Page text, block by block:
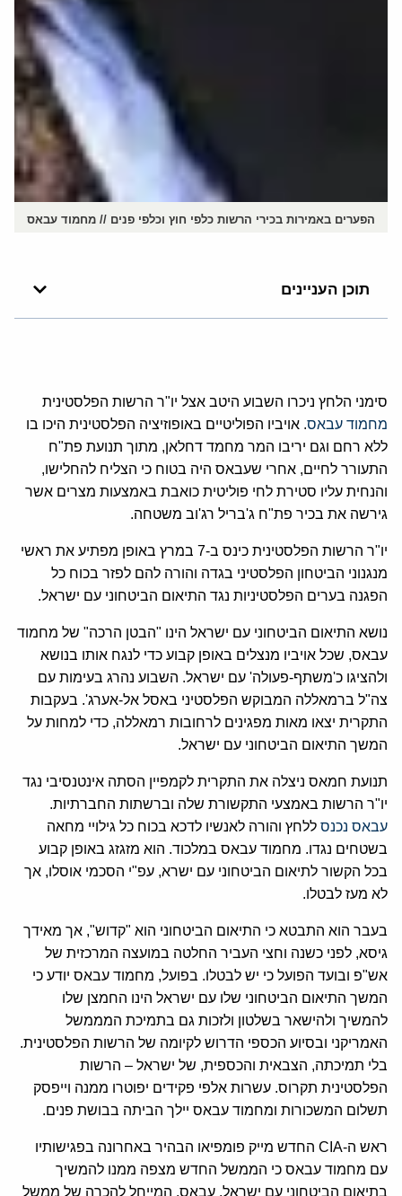
הפערים באמירות בכירי הרשות כלפי חוץ וכלפי פנים // מחמוד עבאס
תוכן העניינים
סימני הלחץ ניכרו השבוע היטב אצל יו"ר הרשות הפלסטינית
מחמוד עבאס. אויביו הפוליטיים באופוזיציה הפלסטינית היכו בו
ללא רחם וגם יריבו המר מחמד דחלאן, מתוך תנועת פת"ח
התעורר לחיים, אחרי שעבאס היה בטוח כי הצליח להחלישו,
והנחית עליו סטירת לחי פוליטית כואבת באמצעות מצרים אשר
גירשה את בכיר פת"ח ג'בריל רג'וב משטחה.
יו"ר הרשות הפלסטינית כינס ב-7 במרץ באופן מפתיע את ראשי
מנגנוני הביטחון הפלסטיני בגדה והורה להם לפזר בכוח כל
הפגנה בערים הפלסטיניות נגד התיאום הביטחוני עם ישראל.
נושא התיאום הביטחוני עם ישראל הינו "הבטן הרכה" של מחמוד
עבאס, שכל אויביו מנצלים באופן קבוע כדי לנגח אותו בנושא
ולהציגו כ'משתף-פעולה' עם ישראל. השבוע נהרג בעימות עם
צה"ל ברמאללה המבוקש הפלסטיני באסל אל-אערג'. בעקבות
התקרית יצאו מאות מפגינים לרחובות רמאללה, כדי למחות על
המשך התיאום הביטחוני עם ישראל.
תנועת חמאס ניצלה את התקרית לקמפיין הסתה אינטנסיבי נגד
יו"ר הרשות באמצעי התקשורת שלה וברשתות החברתיות.
עבאס נכנס ללחץ והורה לאנשיו לדכא בכוח כל גילויי מחאה
בשטחים נגדו. מחמוד עבאס במלכוד. הוא מזגזג באופן קבוע
בכל הקשור לתיאום הביטחוני עם ישרא, עפ"י הסכמי אוסלו, אך
לא מעז לבטלו.
בעבר הוא התבטא כי התיאום הביטחוני הוא "קדוש", אך מאידך
גיסא, לפני כשנה וחצי העביר החלטה במועצה המרכזית של
אש"פ ובועד הפועל כי יש לבטלו. בפועל, מחמוד עבאס יודע כי
המשך התיאום הביטחוני שלו עם ישראל הינו החמצן שלו
להמשיך ולהישאר בשלטון ולזכות גם בתמיכת המממשל
האמריקני ובסיוע הכספי הדרוש לקיומה של הרשות הפלסטינית.
בלי תמיכתה, הצבאית והכספית, של ישראל – הרשות
הפלסטינית תקרוס. עשרות אלפי פקידים יפוטרו ממנה וייפסק
תשלום המשכורות ומחמוד עבאס יילך הביתה בבושת פנים.
ראש ה-CIA החדש מייק פומפיאו הבהיר באחרונה בפגישותיו
עם מחמוד עבאס כי הממשל החדש מצפה ממנו להמשיך
בתיאום הביטחוני עם ישראל. עבאס, המייחל להכרה של ממשל